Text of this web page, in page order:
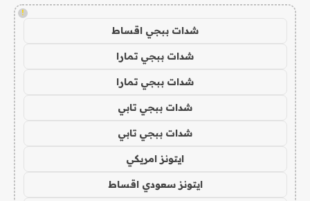
!
شدات ببجي اقساط
شدات ببجي تمارا
شدات ببجي تمارا
شدات ببجي تابي
شدات ببجي تابي
ايتونز امريكي
ايتونز سعودي اقساط